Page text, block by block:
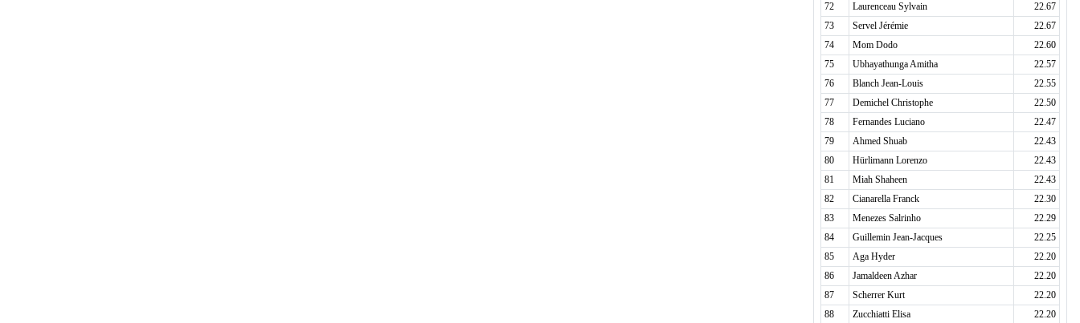
72
Laurenceau Sylvain
22.67
73
Servel Jérémie
22.67
74
Mom Dodo
22.60
75
Ubhayathunga Amitha
22.57
76
Blanch Jean-Louis
22.55
77
Demichel Christophe
22.50
78
Fernandes Luciano
22.47
79
Ahmed Shuab
22.43
80
Hürlimann Lorenzo
22.43
81
Miah Shaheen
22.43
82
Cianarella Franck
22.30
83
Menezes Salrinho
22.29
84
Guillemin Jean-Jacques
22.25
85
Aga Hyder
22.20
86
Jamaldeen Azhar
22.20
87
Scherrer Kurt
22.20
88
Zucchiatti Elisa
22.20